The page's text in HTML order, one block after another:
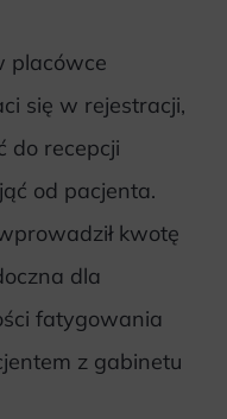
placówce
się w rejestracji,
do recepcji
od pacjenta.
kwotę
dla
fatygowania
z gabinetu